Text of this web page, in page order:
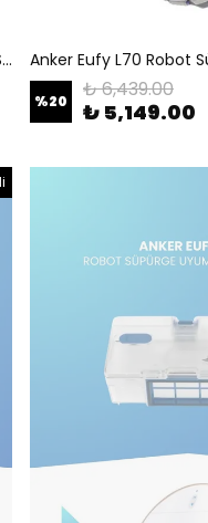
Anker Eufy L70 Robot Süpürge Uyumlu Speaker T2190
%20 ₺ 6,439.00
₺ 5,149.00